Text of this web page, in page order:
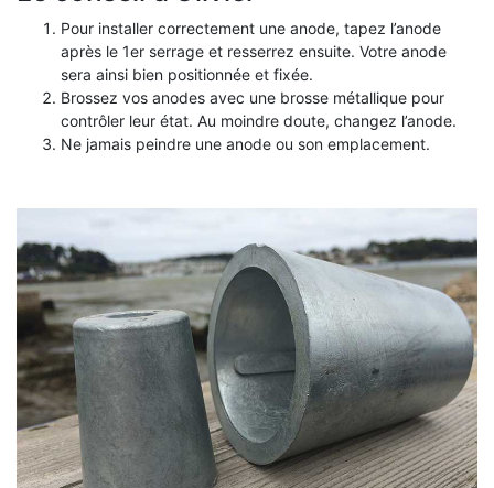
Pour installer correctement une anode, tapez l’anode
après le 1er serrage et resserrez ensuite. Votre anode
sera ainsi bien positionnée et fixée.
Brossez vos anodes avec une brosse métallique pour
contrôler leur état. Au moindre doute, changez l’anode.
Ne jamais peindre une anode ou son emplacement.